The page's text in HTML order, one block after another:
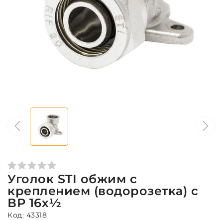
Уголок STI обжим с
креплением (водорозетка) с
ВР 16х½
Код: 43318